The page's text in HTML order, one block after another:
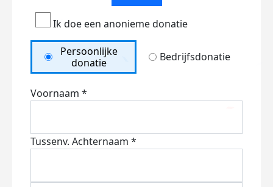
Ik doe een anonieme donatie
Persoonlijke
donatie
Bedrijfsdonatie
Voornaam *
Tussenv. Achternaam *